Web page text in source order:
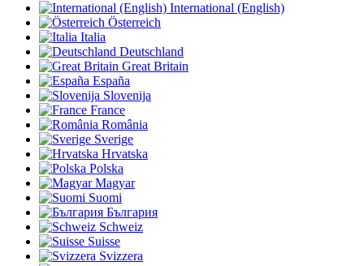
International (English)
Österreich
Italia
Deutschland
Great Britain
España
Slovenija
France
România
Sverige
Hrvatska
Polska
Magyar
Suomi
България
Schweiz
Suisse
Svizzera